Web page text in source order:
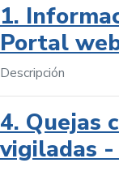
1.
Portal
Descripción
4. Quejas
vigiladas -